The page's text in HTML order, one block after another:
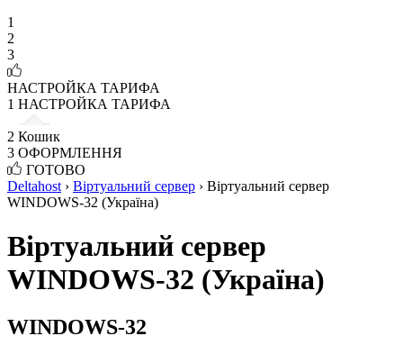
1
2
3
НАСТРОЙКА ТАРИФА
1 НАСТРОЙКА ТАРИФА
2 Кошик
3 ОФОРМЛЕННЯ
ГОТОВО
Deltahost › Віртуальний сервер › Віртуальний сервер
WINDOWS-32 (Україна)
Віртуальний сервер
WINDOWS-32 (Україна)
WINDOWS-32